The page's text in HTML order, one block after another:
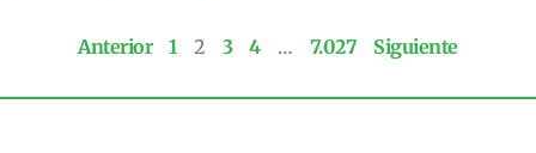
Anterior 1 2 3 4 … 7.027 Siguiente